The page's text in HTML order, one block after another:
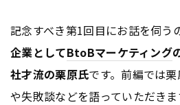
記念すべき第1回目にお話を伺う
企業としてBtoBマーケティング
社才流の栗原氏です。前編では
や失敗談などを語っていただきま